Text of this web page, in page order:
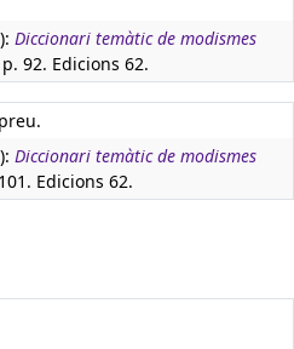
Diccionari temàtic de modismes
92. Edicions 62.
Diccionari temàtic de modismes
Edicions 62.